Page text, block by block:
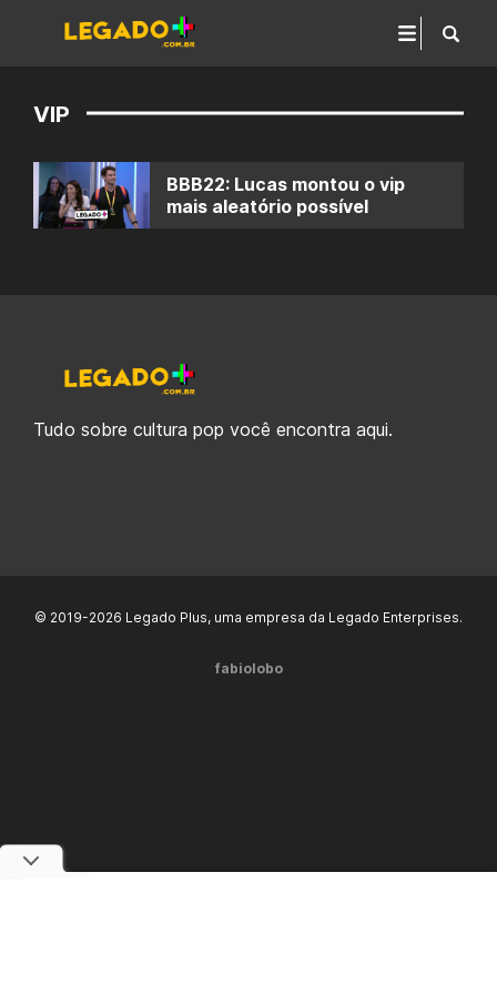
VIP
BBB22: Lucas montou o vip
mais aleatório possível
Tudo sobre cultura pop você encontra aqui.
© 2019-2026 Legado Plus, uma empresa da Legado Enterprises.
fabiolobo